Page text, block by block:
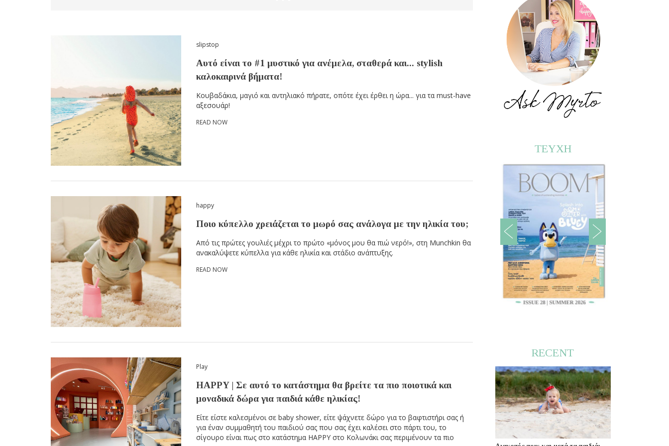
slipstop
Αυτό είναι το #1 μυστικό για ανέμελα, σταθερά και... stylish
καλοκαιρινά βήματα!
Κουβαδάκια, μαγιό και αντηλιακό πήρατε, οπότε έχει έρθει η ώρα... για τα must-have
αξεσουάρ!
READ NOW
happy
Ποιο κύπελλο χρειάζεται το μωρό σας ανάλογα με την ηλικία του;
Από τις πρώτες γουλιές μέχρι το πρώτο «μόνος μου θα πιώ νερό!», στη Munchkin θα
ανακαλύψετε κύπελλα για κάθε ηλικία και στάδιο ανάπτυξης.
READ NOW
Play
HAPPY | Σε αυτό το κατάστημα θα βρείτε τα πιο ποιοτικά και
μοναδικά δώρα για παιδιά κάθε ηλικίας!
Είτε είστε καλεσμένοι σε baby shower, είτε ψάχνετε δώρο για το βαφτιστήρι σας ή
για έναν συμμαθητή του παιδιού σας που σας έχει καλέσει στο πάρτι του, το
σίγουρο είναι πως στο κατάστημα HAPPY στο Κολωνάκι σας περιμένουν τα πιο
ΤΕΥΧΗ
RECENT